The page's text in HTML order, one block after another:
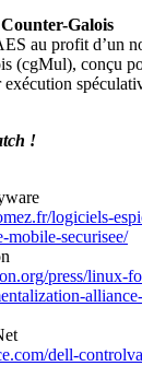
Galois
au profit d’un
(cgMul), conçu
exécution
!
logiciels-
mobile-securisee/
press/linux-
dell-